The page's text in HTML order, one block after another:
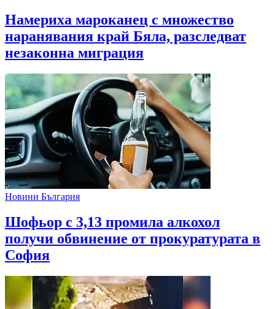
Намериха мароканец с множество
наранявания край Бяла, разследват
незаконна миграция
Новини България
Шофьор с 3,13 промила алкохол
получи обвинение от прокуратурата в
София